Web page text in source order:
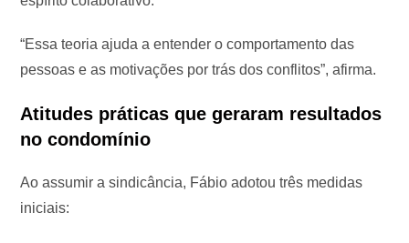
“Essa teoria ajuda a entender o comportamento das
pessoas e as motivações por trás dos conflitos”, afirma.
Atitudes práticas que geraram resultados
no condomínio
Ao assumir a sindicância, Fábio adotou três medidas
iniciais: